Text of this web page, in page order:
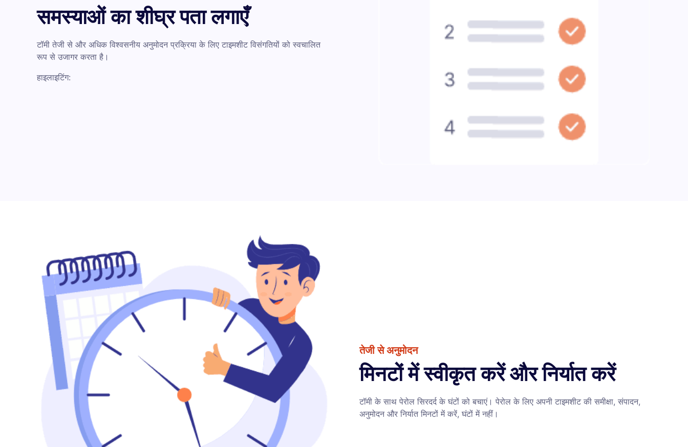
समस्याओं का शीघ्र पता लगाएँ
टॉमी तेजी से और अधिक विश्वसनीय अनुमोदन प्रक्रिया के लिए टाइमशीट विसंगतियों को स्वचालित
रूप से उजागर करता है।
हाइलाइटिंग:
तेजी से अनुमोदन
मिनटों में स्वीकृत करें और निर्यात करें
टॉमी के साथ पेरोल सिरदर्द के घंटों को बचाएं। पेरोल के लिए अपनी टाइमशीट की समीक्षा, संपादन,
अनुमोदन और निर्यात मिनटों में करें, घंटों में नहीं।